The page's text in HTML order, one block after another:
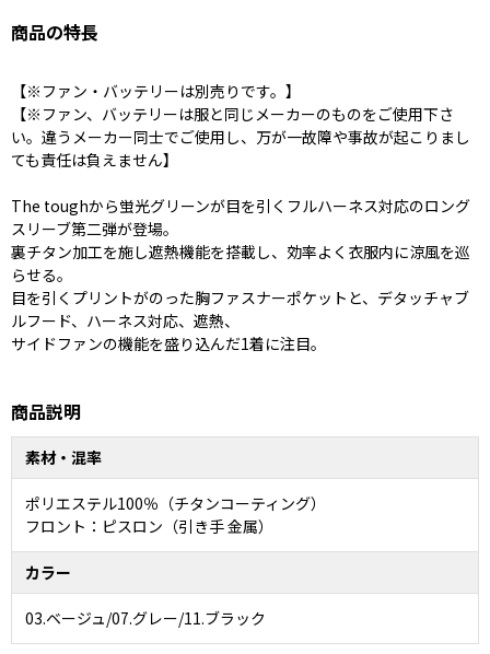
商品の特長
【※ファン・バッテリーは別売りです。】
【※ファン、バッテリーは服と同じメーカーのものをご使用下さ
い。違うメーカー同士でご使用し、万が一故障や事故が起こりまし
ても責任は負えません】
The toughから蛍光グリーンが目を引くフルハーネス対応のロング
スリーブ第二弾が登場。
裏チタン加工を施し遮熱機能を搭載し、効率よく衣服内に涼風を巡
らせる。
目を引くプリントがのった胸ファスナーポケットと、デタッチャブ
ルフード、ハーネス対応、遮熱、
サイドファンの機能を盛り込んだ1着に注目。
商品説明
素材・混率
ポリエステル100％（チタンコーティング）
フロント：ピスロン（引き手 金属）
カラー
03.ベージュ/07.グレー/11.ブラック